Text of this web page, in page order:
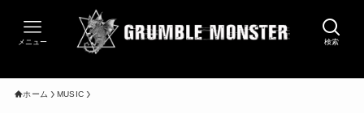
検索
メニュー
ホーム MUSIC